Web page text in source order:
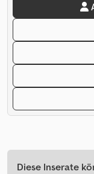
Diese Inserate